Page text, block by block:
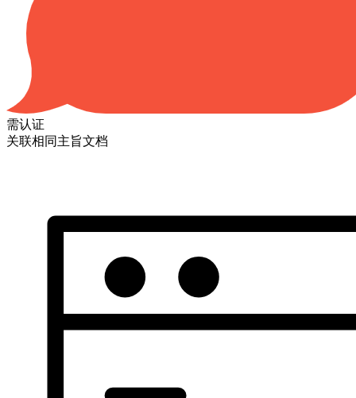
需认证
关联相同主旨文档